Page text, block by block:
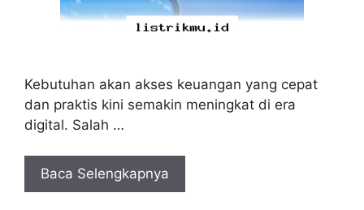
Kebutuhan akan akses keuangan yang cepat
dan praktis kini semakin meningkat di era
digital. Salah …
Baca Selengkapnya